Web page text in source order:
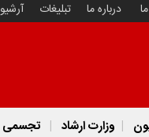
درباره ما تبلیغات آرشیو
وزارت ارشاد تجسمی